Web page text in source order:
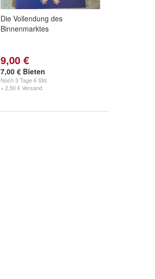
Die Vollendung des
Binnenmarktes
9,00 €
7,00 € Bieten
Noch3 Tage 6 Std.
+ 2,50 € Versand